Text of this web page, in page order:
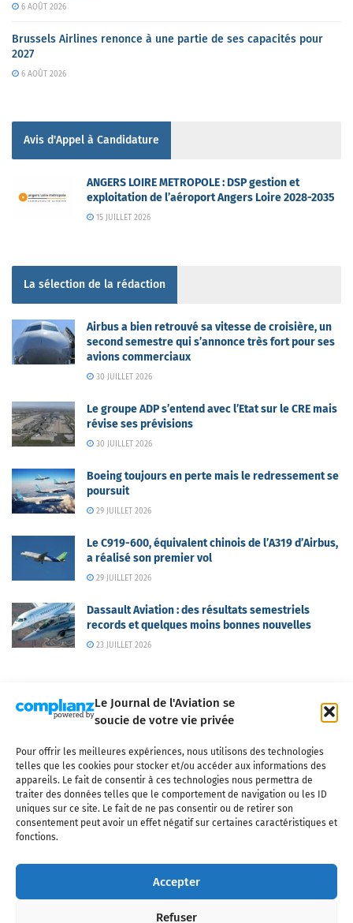
Le Journal de l'Aviation se
soucie de votre vie privée
Pour offrir les meilleures expériences, nous utilisons des technologies
telles que les cookies pour stocker et/ou accéder aux informations des
appareils. Le fait de consentir à ces technologies nous permettra de
traiter des données telles que le comportement de navigation ou les ID
uniques sur ce site. Le fait de ne pas consentir ou de retirer son
consentement peut avoir un effet négatif sur certaines caractéristiques et
fonctions.
Accepter
Refuser
6 AOÛT 2026
Brussels Airlines renonce à une partie de ses capacités pour
2027
6 AOÛT 2026
Avis d'Appel à Candidature
ANGERS LOIRE METROPOLE : DSP gestion et
exploitation de l’aéroport Angers Loire 2028-2035
15 JUILLET 2026
La sélection de la rédaction
Airbus a bien retrouvé sa vitesse de croisière, un
second semestre qui s’annonce très fort pour ses
avions commerciaux
30 JUILLET 2026
Le groupe ADP s’entend avec l’Etat sur le CRE mais
révise ses prévisions
30 JUILLET 2026
Boeing toujours en perte mais le redressement se
poursuit
29 JUILLET 2026
Le C919-600, équivalent chinois de l’A319 d’Airbus,
a réalisé son premier vol
29 JUILLET 2026
Dassault Aviation : des résultats semestriels
records et quelques moins bonnes nouvelles
23 JUILLET 2026
Qui sommes-nous ? Nous contacter
Partenaires
Mentions légales
CGV Politique de confidentialité Cookies
l'industrie aéronautique, l'aviation commerciale, l'aviation d'affaires, les
civils, l'aéronautique de défense et l'industrie spatiale. Toute reproduction,